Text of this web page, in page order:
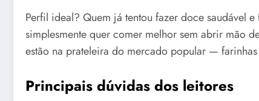
Perfil ideal? Quem já tentou fazer doce saudável
simplesmente quer comer melhor sem abrir mão
estão na prateleira do mercado popular —
Principais dúvidas dos leitores